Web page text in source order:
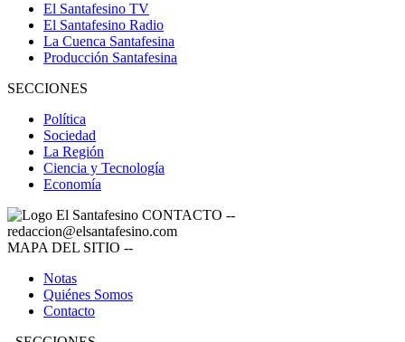
El Santafesino TV
El Santafesino Radio
La Cuenca Santafesina
Producción Santafesina
SECCIONES
Política
Sociedad
La Región
Ciencia y Tecnología
Economía
CONTACTO --
redaccion@elsantafesino.com
MAPA DEL SITIO --
Notas
Quiénes Somos
Contacto